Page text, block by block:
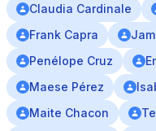
Claudia Cardinale
Frank Capra
Penélope Cruz
Maese Pérez
Maite Chacon